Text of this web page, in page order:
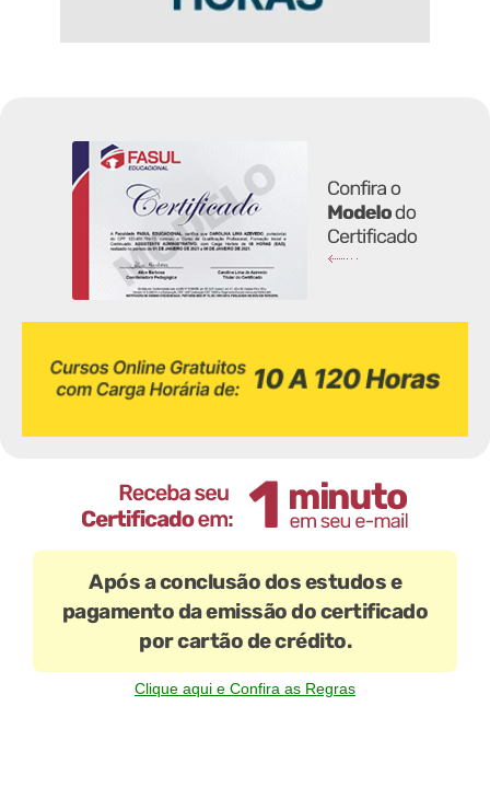
Após a conclusão dos estudos e
pagamento da emissão do certificado
por cartão de crédito.
Clique aqui e Confira as Regras